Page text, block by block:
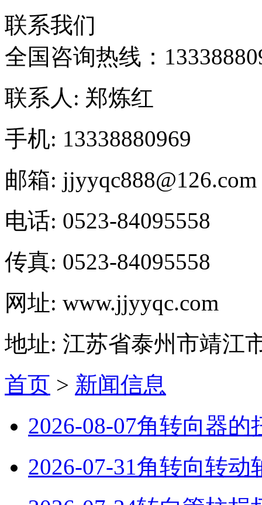
联系我们
全国咨询热线：
联系人: 郑炼红
手机: 13338880969
邮箱: jjyyqc888@126.com
电话: 0523-84095558
传真: 0523-84095558
网址: www.jjyyqc.com
地址: 江苏省泰州市靖江
首页 > 新闻信息
2026-08-07角转向器的
2026-07-31角转向转动